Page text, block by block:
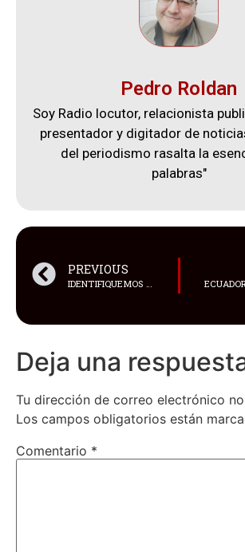
Pedro Roldan
Soy Radio locutor, relacionista
presentador y digitador de
del periodismo rasalta la
palabras"
PREVIOUS
Deja una
Tu dirección de correo electrónico
Los campos obligatorios están
Comentario *